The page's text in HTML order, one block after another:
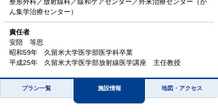
整形外科／放射線科／緩和ケアセンター／外来治療センター（が
ん集学治療センター）
責任者
安陪 等思
昭和59年 久留米大学医学部医学科卒業
平成25年 久留米大学医学部放射線医学講座 主任教授
プラン一覧 施設情報 地図・アクセス